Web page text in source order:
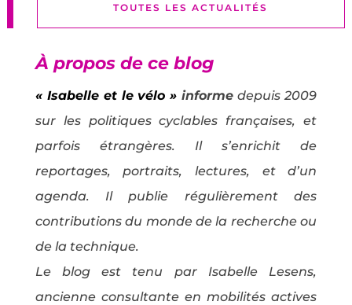
TOUTES LES ACTUALITÉS
À propos de ce blog
« Isabelle et le vélo » informe depuis 2009
sur les politiques cyclables françaises, et
parfois étrangères. Il s’enrichit de
reportages, portraits, lectures, et d’un
agenda. Il publie régulièrement des
contributions du monde de la recherche ou
de la technique.
Le blog est tenu par Isabelle Lesens,
ancienne consultante en mobilités actives